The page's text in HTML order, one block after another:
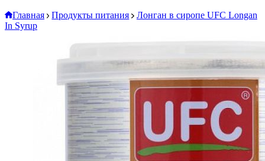
Главная Продукты питания
Лонган в сиропе UFC Longan
In Syrup